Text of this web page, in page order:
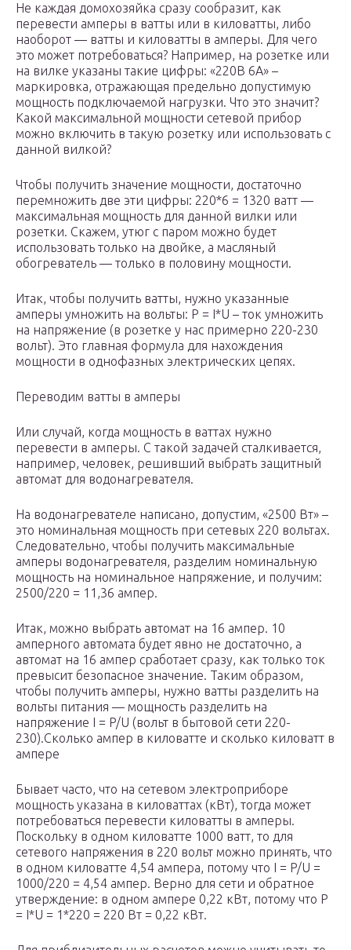
Не каждая домохозяйка сразу сообразит, как
перевести амперы в ватты или в киловатты, либо
наоборот — ватты и киловатты в амперы. Для чего
это может потребоваться? Например, на розетке или
на вилке указаны такие цифры: «220В 6А» –
маркировка, отражающая предельно допустимую
мощность подключаемой нагрузки. Что это значит?
Какой максимальной мощности сетевой прибор
можно включить в такую розетку или использовать с
данной вилкой?
Чтобы получить значение мощности, достаточно
перемножить две эти цифры: 220*6 = 1320 ватт —
максимальная мощность для данной вилки или
розетки. Скажем, утюг с паром можно будет
использовать только на двойке, а масляный
обогреватель — только в половину мощности.
Итак, чтобы получить ватты, нужно указанные
амперы умножить на вольты: P = I*U – ток умножить
на напряжение (в розетке у нас примерно 220-230
вольт). Это главная формула для нахождения
мощности в однофазных электрических цепях.
Переводим ватты в амперы
Или случай, когда мощность в ваттах нужно
перевести в амперы. С такой задачей сталкивается,
например, человек, решивший выбрать защитный
автомат для водонагревателя.
На водонагревателе написано, допустим, «2500 Вт» –
это номинальная мощность при сетевых 220 вольтах.
Следовательно, чтобы получить максимальные
амперы водонагревателя, разделим номинальную
мощность на номинальное напряжение, и получим:
2500/220 = 11,36 ампер.
Итак, можно выбрать автомат на 16 ампер. 10
амперного автомата будет явно не достаточно, а
автомат на 16 ампер сработает сразу, как только ток
превысит безопасное значение. Таким образом,
чтобы получить амперы, нужно ватты разделить на
вольты питания — мощность разделить на
напряжение I = P/U (вольт в бытовой сети 220-
230).Сколько ампер в киловатте и сколько киловатт в
ампере
Бывает часто, что на сетевом электроприборе
мощность указана в киловаттах (кВт), тогда может
потребоваться перевести киловатты в амперы.
Поскольку в одном киловатте 1000 ватт, то для
сетевого напряжения в 220 вольт можно принять, что
в одном киловатте 4,54 ампера, потому что I = P/U =
1000/220 = 4,54 ампер. Верно для сети и обратное
утверждение: в одном ампере 0,22 кВт, потому что P
= I*U = 1*220 = 220 Вт = 0,22 кВт.